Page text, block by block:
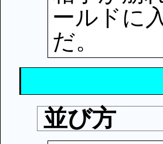
ールドに
だ。
並び方